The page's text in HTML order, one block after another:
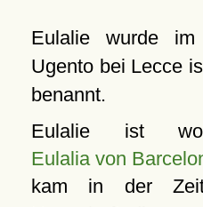
Eulalie wurde im
Ugento bei Lecce
benannt.
Eulalie ist
Eulalia von
kam in der